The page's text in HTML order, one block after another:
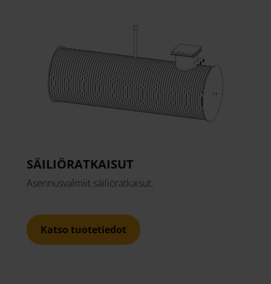
SÄILIÖRATKAISUT
Asennusvalmiit säiliöratkaisut.
Katso tuotetiedot